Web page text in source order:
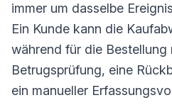
immer um dasselbe
Ein Kunde kann die
während für die Bestellung
Betrugsprüfung, eine
ein manueller